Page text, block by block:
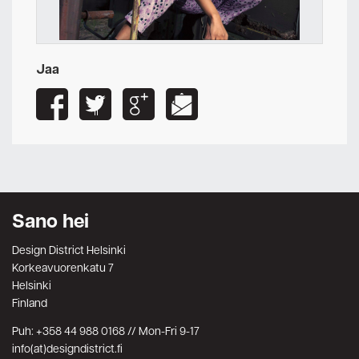
Jaa
Sano hei
Design District Helsinki
Korkeavuorenkatu 7
Helsinki
Finland
Puh: +358 44 988 0168 // Mon-Fri 9-17
info(at)designdistrict.fi